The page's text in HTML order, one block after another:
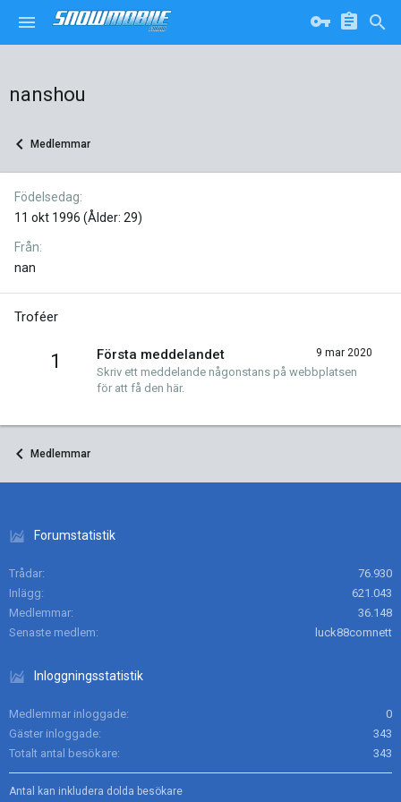
nanshou
Medlemmar
Födelsedag
11 okt 1996 (Ålder: 29)
Från
nan
Troféer
1 9 mar 2020
Första meddelandet
Skriv ett meddelande någonstans på webbplatsen
för att få den här.
Medlemmar
Forumstatistik
Trådar
76.930
Inlägg
621.043
Medlemmar
36.148
Senaste medlem
luck88comnett
Inloggningsstatistik
Medlemmar inloggade
0
Gäster inloggade
343
Totalt antal besökare
343
Antal kan inkludera dolda besökare